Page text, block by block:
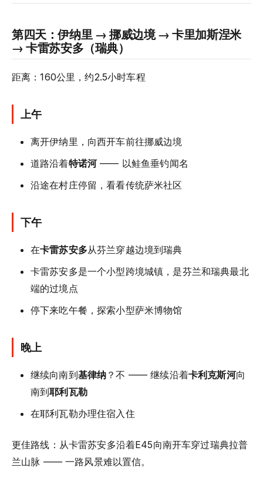
第四天：伊纳里 → 挪威边境 → 卡里加斯涅米
→ 卡雷苏安多（瑞典）
距离：160公里，约2.5小时车程
上午
离开伊纳里，向西开车前往挪威边境
道路沿着特诺河—— 以鲑鱼垂钓闻名
沿途在村庄停留，看看传统萨米社区
下午
在卡雷苏安多从芬兰穿越边境到瑞典
卡雷苏安多是一个小型跨境城镇，是芬兰和瑞典最北
端的过境点
停下来吃午餐，探索小型萨米博物馆
晚上
继续向南到基律纳 ？不 —— 继续沿着卡利克斯河向
南到耶利瓦勒
在耶利瓦勒办理住宿入住
更佳路线：从卡雷苏安多沿着E45向南开车穿过瑞典拉普
兰山脉 —— 一路风景难以置信。